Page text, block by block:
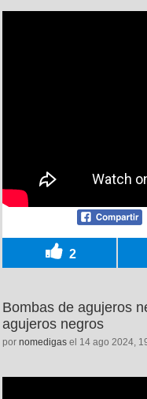
2
Bombas de agujeros
agujeros negros
por nomedigas el 14 ago 2024,